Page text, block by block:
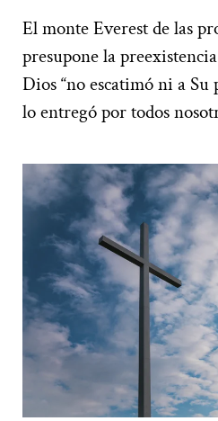
El monte Everest de las
presupone la
Dios “no escatimó ni a
lo entregó por todos